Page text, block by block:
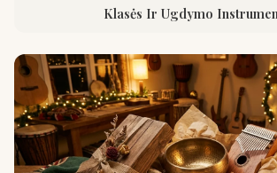
Klasės Ir Ugdymo